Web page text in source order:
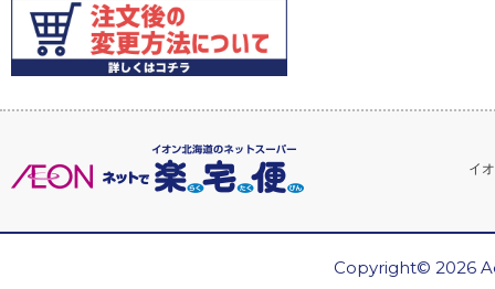
イ
Copyright© 2026